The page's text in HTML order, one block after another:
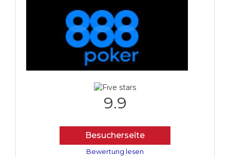
9.9
Besucherseite
Bewertung lesen